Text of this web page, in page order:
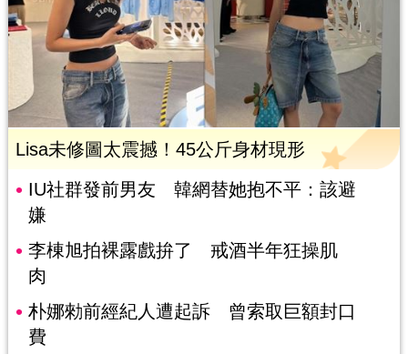
Lisa未修圖太震撼！45公斤身材現形
IU社群發前男友 韓網替她抱不平：該避
嫌
李棟旭拍裸露戲拚了 戒酒半年狂操肌
肉
朴娜勑前經紀人遭起訴 曾索取巨額封口
費